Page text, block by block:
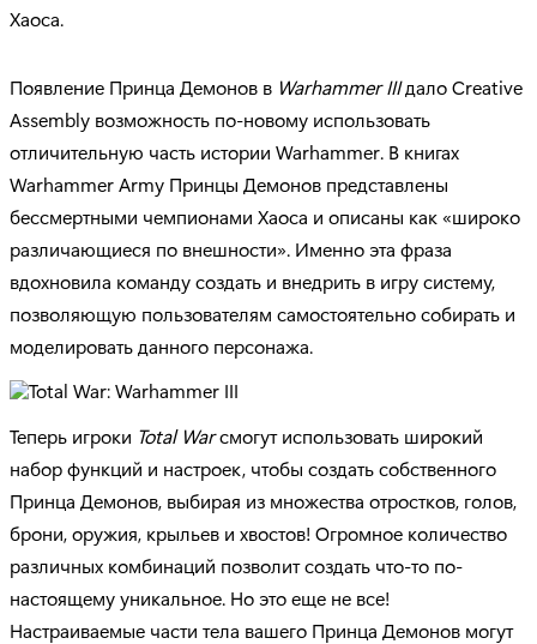
Хаоса.
Появление Принца Демонов в Warhammer IIIдало Creative
Assembly возможность по-новому использовать
отличительную часть истории Warhammer. В книгах
Warhammer Army Принцы Демонов представлены
бессмертными чемпионами Хаоса и описаны как «широко
различающиеся по внешности». Именно эта фраза
вдохновила команду создать и внедрить в игру систему,
позволяющую пользователям самостоятельно собирать и
моделировать данного персонажа.
Теперь игроки Total Warсмогут использовать широкий
набор функций и настроек, чтобы создать собственного
Принца Демонов, выбирая из множества отростков, голов,
брони, оружия, крыльев и хвостов! Огромное количество
различных комбинаций позволит создать что-то по-
настоящему уникальное. Но это еще не все!
Настраиваемые части тела вашего Принца Демонов могут